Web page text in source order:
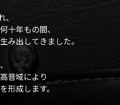
十年もの間、
み出してきました。
音域により
形成します。